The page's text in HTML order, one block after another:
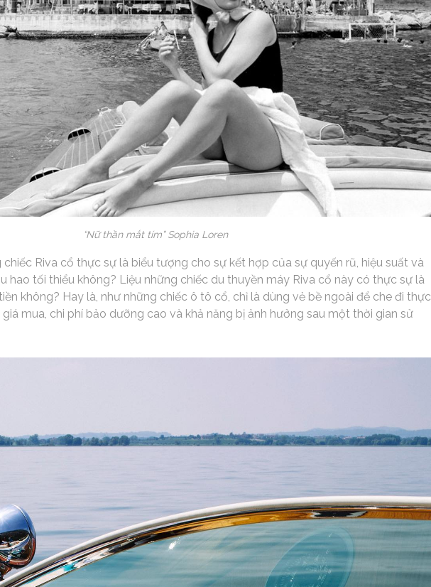
“Nữ thần mắt tím” Sophia Loren
Riva cổ thực sự là biểu tượng cho sự kết hợp của sự quyến rũ, hiệu suất và
hao tối thiểu không? Liệu những chiếc du thuyền máy Riva cổ này có thực sự là
không? Hay là, như những chiếc ô tô cổ, chỉ là dùng vẻ bề ngoài để che đi thực
mua, chi phí bảo dưỡng cao và khả năng bị ảnh hưởng sau một thời gian sử